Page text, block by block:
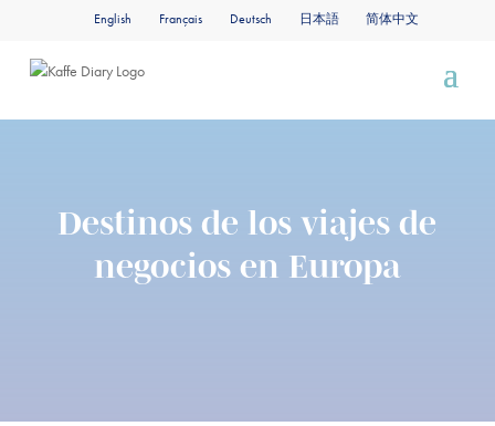
English Français Deutsch 日本語 简体中文
Destinos de los viajes de
negocios en Europa